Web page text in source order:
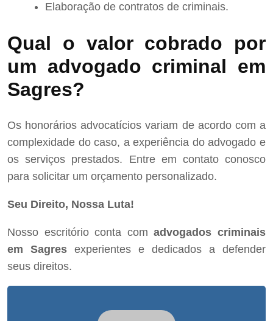
Elaboração de contratos de criminais.
Qual o valor cobrado por
um advogado criminal em
Sagres?
Os honorários advocatícios variam de acordo com a
complexidade do caso, a experiência do advogado e
os serviços prestados. Entre em contato conosco
para solicitar um orçamento personalizado.
Seu Direito, Nossa Luta!
Nosso escritório conta comadvogados criminais
em Sagres experientes e dedicados a defender
seus direitos.